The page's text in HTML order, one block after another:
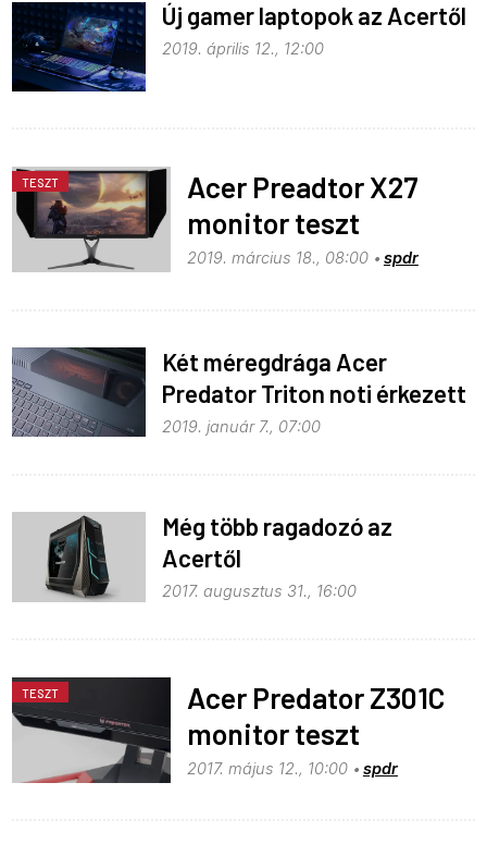
Új gamer laptopok az Acertől
2019. április 12., 12:00
TESZT
Acer Preadtor X27
monitor teszt
2019. március 18., 08:00 spdr
Két méregdrága Acer
Predator Triton noti érkezett
2019. január 7., 07:00
Még több ragadozó az
Acertől
2017. augusztus 31., 16:00
TESZT
Acer Predator Z301C
monitor teszt
2017. május 12., 10:00 spdr